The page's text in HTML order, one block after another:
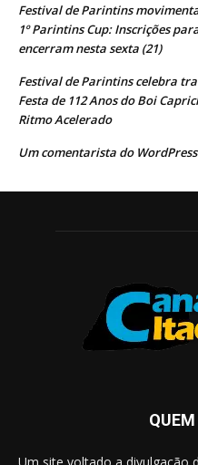
Festival de Parintins
1º Parintins Cup: Inscrições
encerram nesta sexta (21)
Festival de Parintins celebra
Festa de 112 Anos do Boi
Ritmo Acelerado
Um comentarista do WordPress